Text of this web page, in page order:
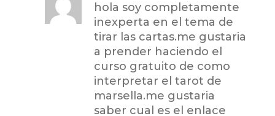
hola soy completamente
inexperta en el tema de
tirar las cartas.me gustaria
a prender haciendo el
curso gratuito de como
interpretar el tarot de
marsella.me gustaria
saber cual es el enlace